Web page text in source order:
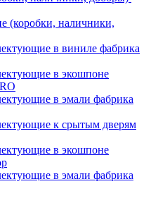
(коробки, наличники,
в виниле фабрика
в экошпоне
в эмали фабрика
к срытым дверям
в экошпоне
в эмали фабрика